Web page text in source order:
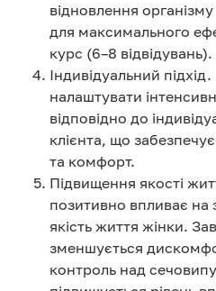
відновлення
для максимального
курс (6–8 відвідувань).
Індивідуальний
налаштувати
відповідно до
клієнта, що
та комфорт.
Підвищення якості
позитивно впливає на
якість життя жінки.
зменшується
контроль над